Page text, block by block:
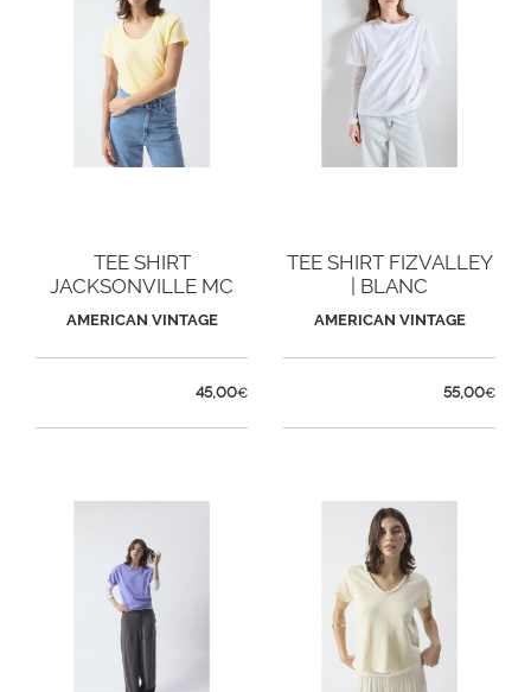
TEE SHIRT
JACKSONVILLE MC
COL U | VANILLE
AMERICAN VINTAGE
45,00€
TEE SHIRT FIZVALLEY
| BLANC
AMERICAN VINTAGE
55,00€